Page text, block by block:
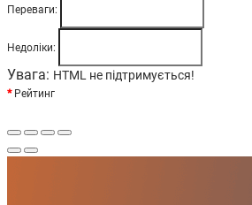
Переваги:
Недоліки:
Увага: HTML не підтримується!
Рейтинг